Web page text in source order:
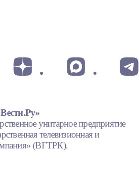
унитарное предприятие
телевизионная и
(ВГТРК).